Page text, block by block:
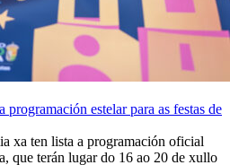
estelar para as festas de
xa ten lista a programación oficial
que terán lugar do 16 ao 20 de xullo